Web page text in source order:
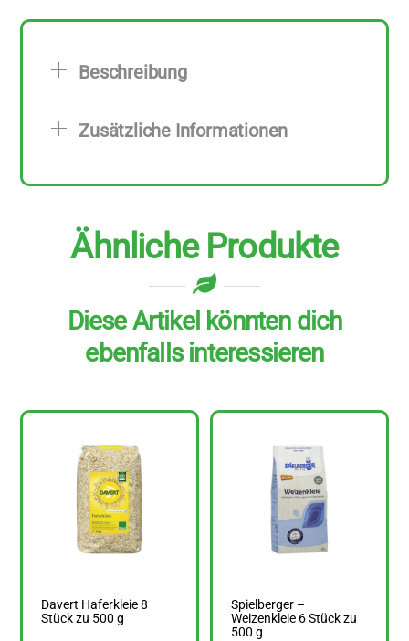
Beschreibung
Zusätzliche Informationen
Ähnliche Produkte
Diese Artikel könnten dich
ebenfalls interessieren
Davert Haferkleie 8
Stück zu 500 g
Spielberger –
Weizenkleie 6 Stück zu
500 g